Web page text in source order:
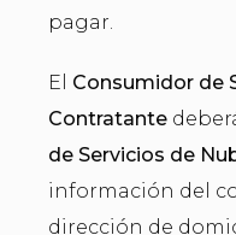
pagar.
El Consumidor de
Contratante
de Servicios de
información del
dirección de